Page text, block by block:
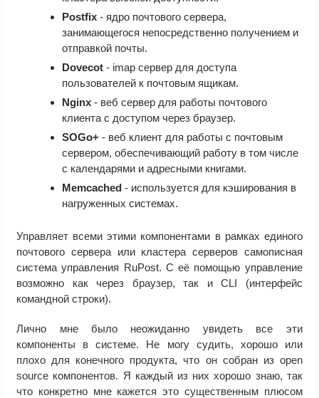
Postfix- ядро почтового сервера,
занимающегося непосредственно получением и
отправкой почты.
Dovecot- imap сервер для доступа
пользователей к почтовым ящикам.
Nginx- веб сервер для работы почтового
клиента с доступом через браузер.
SOGo+- веб клиент для работы с почтовым
сервером, обеспечивающий работу в том числе
с календарями и адресными книгами.
Memcached- используется для кэширования в
нагруженных системах.
Управляет всеми этими компонентами в рамках единого
почтового сервера или кластера серверов самописная
система управления RuPost. С её помощью управление
возможно как через браузер, так и CLI (интерфейс
командной строки).
Лично мне было неожиданно увидеть все эти
компоненты в системе. Не могу судить, хорошо или
плохо для конечного продукта, что он собран из open
source компонентов. Я каждый из них хорошо знаю, так
что конкретно мне кажется это существенным плюсом